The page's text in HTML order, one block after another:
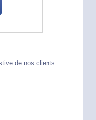
de nos clients...